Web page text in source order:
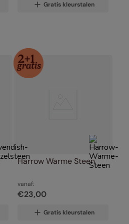
Gratis kleurstalen
Harrow Warme Steen
vanaf:
€23,00
Gratis kleurstalen